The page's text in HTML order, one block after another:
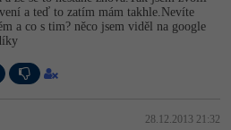
a teď to zatím mám takhle.Nevíte
a co s tim? něco jsem viděl na google
28.12.2013 21:32